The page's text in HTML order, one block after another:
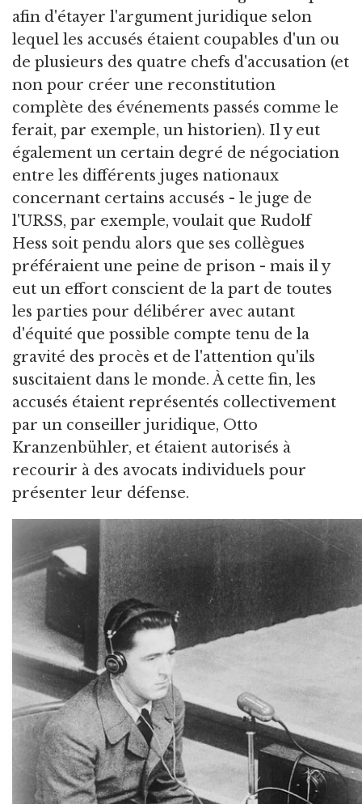
afin d'étayer l'argument juridique selon
lequel les accusés étaient coupables d'un ou
de plusieurs des quatre chefs d'accusation (et
non pour créer une reconstitution
complète des événements passés comme le
ferait, par exemple, un historien). Il y eut
également un certain degré de négociation
entre les différents juges nationaux
concernant certains accusés - le juge de
l'URSS, par exemple, voulait que Rudolf
Hess soit pendu alors que ses collègues
préféraient une peine de prison - mais il y
eut un effort conscient de la part de toutes
les parties pour délibérer avec autant
d'équité que possible compte tenu de la
gravité des procès et de l'attention qu'ils
suscitaient dans le monde. À cette fin, les
accusés étaient représentés collectivement
par un conseiller juridique, Otto
Kranzenbühler, et étaient autorisés à
recourir à des avocats individuels pour
présenter leur défense.